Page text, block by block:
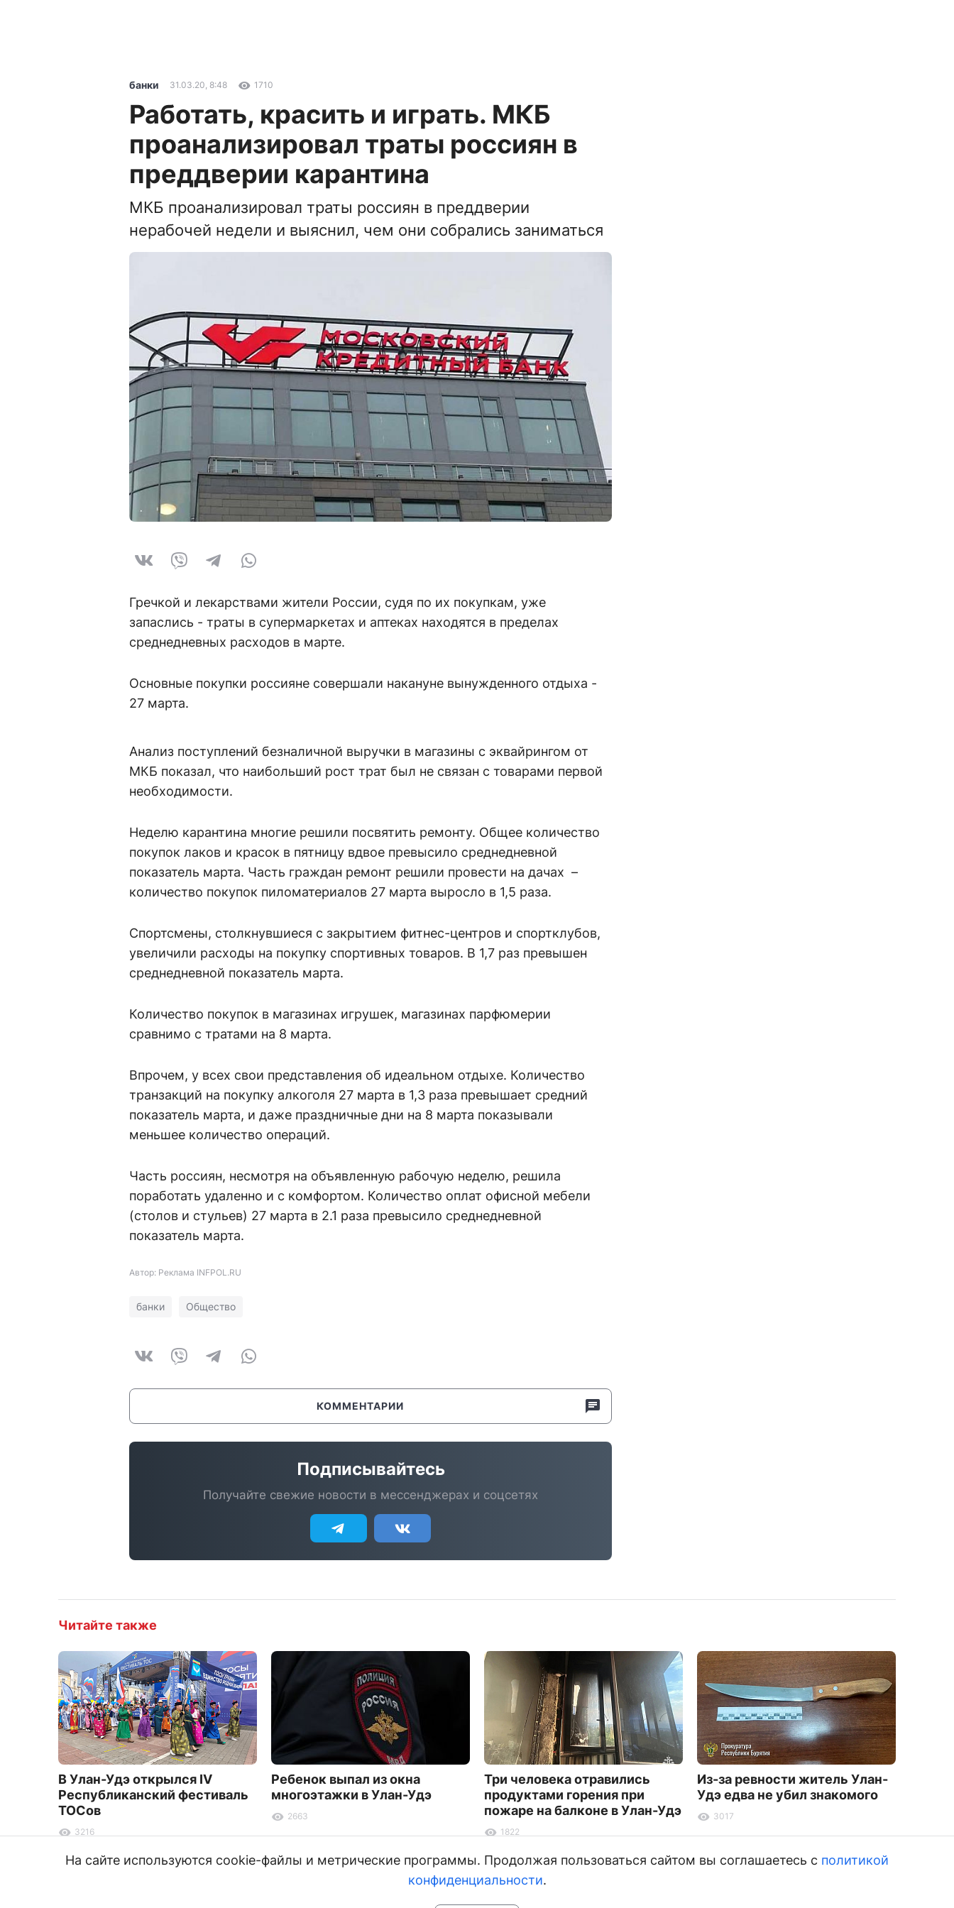
банки 31.03.20, 8:48 1710
Работать, красить и играть. МКБ
проанализировал траты россиян в
преддверии карантина
МКБ проанализировал траты россиян в преддверии
нерабочей недели и выяснил, чем они собрались заниматься
Гречкой и лекарствами жители России, судя по их покупкам, уже
запаслись - траты в супермаркетах и аптеках находятся в пределах
среднедневных расходов в марте.
Основные покупки россияне совершали накануне вынужденного отдыха -
27 марта.
Анализ поступлений безналичной выручки в магазины с эквайрингом от
МКБ показал, что наибольший рост трат был не связан с товарами первой
необходимости.
Неделю карантина многие решили посвятить ремонту. Общее количество
покупок лаков и красок в пятницу вдвое превысило среднедневной
показатель марта. Часть граждан ремонт решили провести на дачах –
количество покупок пиломатериалов 27 марта выросло в 1,5 раза.
Спортсмены, столкнувшиеся с закрытием фитнес-центров и спортклубов,
увеличили расходы на покупку спортивных товаров. В 1,7 раз превышен
среднедневной показатель марта.
Количество покупок в магазинах игрушек, магазинах парфюмерии
сравнимо с тратами на 8 марта.
Впрочем, у всех свои представления об идеальном отдыхе. Количество
транзакций на покупку алкоголя 27 марта в 1,3 раза превышает средний
показатель марта, и даже праздничные дни на 8 марта показывали
меньшее количество операций.
Часть россиян, несмотря на объявленную рабочую неделю, решила
поработать удаленно и с комфортом. Количество оплат офисной мебели
(столов и стульев) 27 марта в 2.1 раза превысило среднедневной
показатель марта.
Автор: Реклама INFPOL.RU
банки Общество
КОММЕНТАРИИ
Подписывайтесь
Получайте свежие новости в мессенджерах и соцсетях
Читайте также
В Улан-Удэ открылся IV
Республиканский фестиваль
ТОСов
3216
Ребенок выпал из окна
многоэтажки в Улан-Удэ
2663
Три человека отравились
продуктами горения при
пожаре на балконе в Улан-Удэ
1822
Из-за ревности житель Улан-
Удэ едва не убил знакомого
3017
На сайте используются cookie-файлы и метрические программы. Продолжая пользоваться сайтом вы соглашаетесь с политикой
конфиденциальности.